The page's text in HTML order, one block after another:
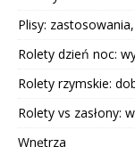
Plisy:
Rolety dzień noc:
Rolety rzymskie:
Rolety vs zasłony:
Wnętrza